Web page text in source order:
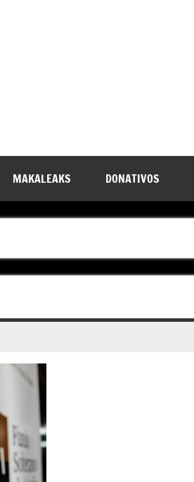
MAKALEAKS DONATIVOS